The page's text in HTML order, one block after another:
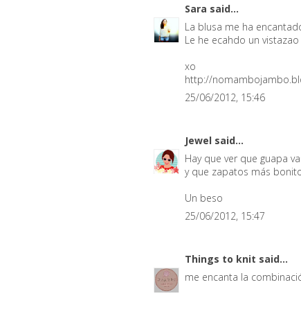
Sara said...
La blusa me ha
Le he ecahdo un
xo
http://
25/06/2012, 15:46
Jewel said...
Hay que ver que guapa
y que zapatos más
Un beso
25/06/2012, 15:47
Things to knit said...
me encanta la